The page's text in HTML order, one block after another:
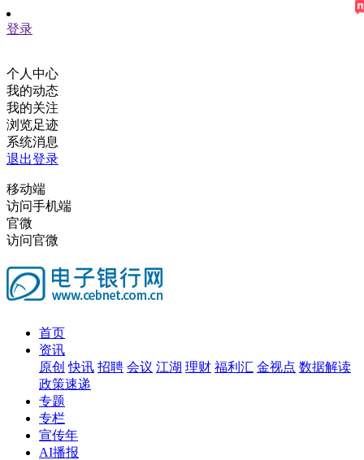
登录
个人中心
我的动态
我的关注
浏览足迹
系统消息
退出登录
移动端
访问手机端
官微
访问官微
首页
资讯
原创 快讯 招聘 会议 江湖 理财 福利汇 金视点 数据解读
政策速递
专题
专栏
宣传年
AI播报